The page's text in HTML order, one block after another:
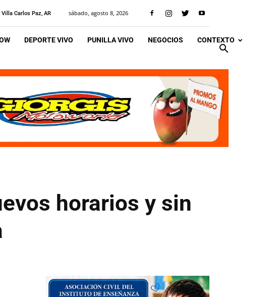
Villa Carlos Paz, AR sábado, agosto 8, 2026
DEPORTE VIVO PUNILLA VIVO NEGOCIOS CONTEXTO
horarios y sin